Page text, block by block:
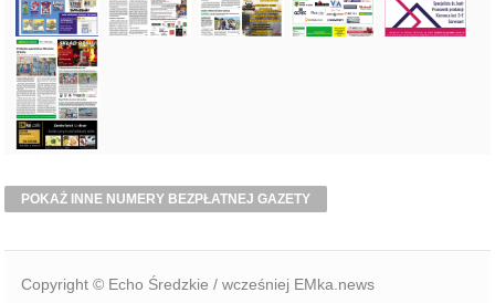
POKAŻ INNE NUMERY BEZPŁATNEJ GAZETY
Copyright © Echo Średzkie / wcześniej EMka.news